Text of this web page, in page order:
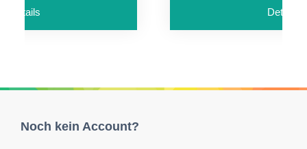
Details Details
Noch kein Account?